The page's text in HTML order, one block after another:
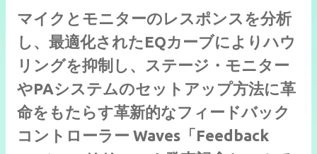
マイクとモニターのレスポンスを分析
し、最適化されたEQカーブによりハウ
リングを抑制し、ステージ・モニター
やPAシステムのセットアップ方法に革
命をもたらす革新的なフィードバック
コントローラー Waves「Feedback